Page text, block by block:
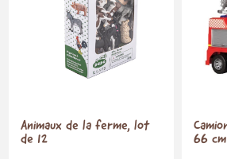
Animaux de la ferme, lot
de 12
66